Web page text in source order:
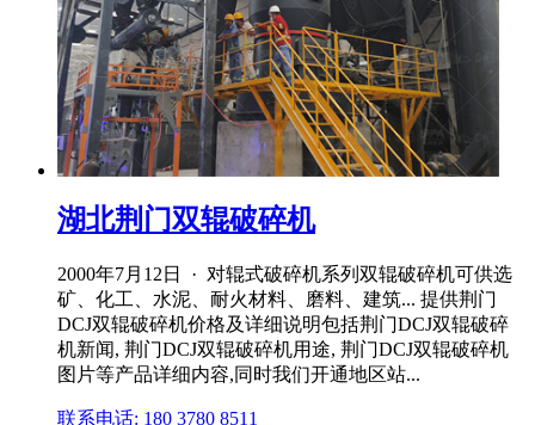
湖北荆门双辊破碎机
2000年7月12日 · 对辊式破碎机系列双辊破碎机可供选
矿、化工、水泥、耐火材料、磨料、建筑... 提供荆门
DCJ双辊破碎机价格及详细说明包括荆门DCJ双辊破碎
机新闻, 荆门DCJ双辊破碎机用途, 荆门DCJ双辊破碎机
图片等产品详细内容,同时我们开通地区站...
联系电话: 180 3780 8511